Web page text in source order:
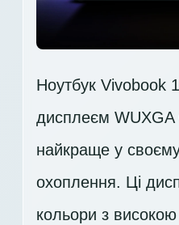
Ноутбук Vivobook
дисплеєм
найкраще у своєму
охоплення. Ці
кольори з